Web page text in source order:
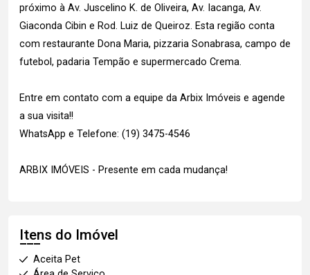
próximo à Av. Juscelino K. de Oliveira, Av. Iacanga, Av.
Giaconda Cibin e Rod. Luiz de Queiroz. Esta região conta
com restaurante Dona Maria, pizzaria Sonabrasa, campo de
futebol, padaria Tempão e supermercado Crema.
Entre em contato com a equipe da Arbix Imóveis e agende
a sua visita!!
WhatsApp e Telefone: (19) 3475-4546
ARBIX IMÓVEIS - Presente em cada mudança!
Itens do Imóvel
Aceita Pet